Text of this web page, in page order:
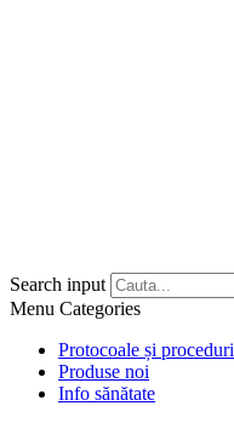
Search input
Menu Categories
Protocoale și proceduri
Produse noi
Info sănătate